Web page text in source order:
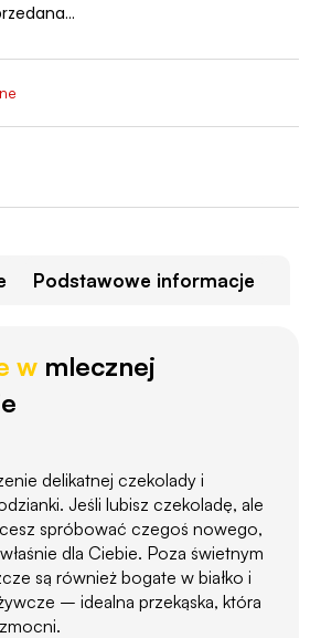
Podstawowe informacje
w mlecznej
delikatnej czekolady i
Jeśli lubisz czekoladę, ale
spróbować czegoś nowego,
dla Ciebie. Poza świetnym
są również bogate w białko i
– idealna przekąska, która